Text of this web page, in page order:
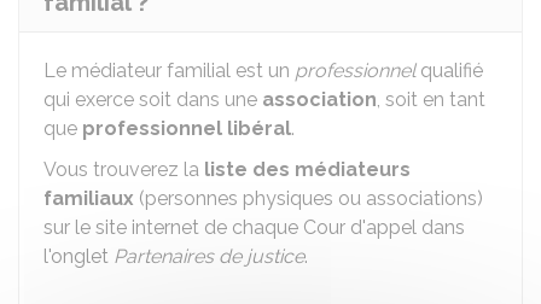
Le médiateur familial est un professionnelqualifié
qui exerce soit dans une association, soit en tant
que professionnel libéral.
Vous trouverez la liste des médiateurs
familiaux (personnes physiques ou associations)
sur le site internet de chaque Cour d'appel dans
l'onglet Partenaires de justice.